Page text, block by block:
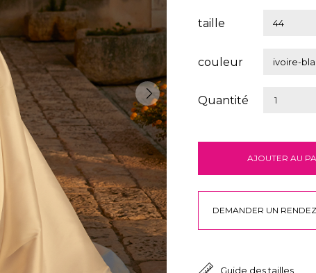
taille
couleur
Quantité
AJOUTER AU
DEMANDER UN
Guide des tailles